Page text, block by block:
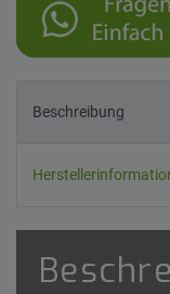
Beschreibung